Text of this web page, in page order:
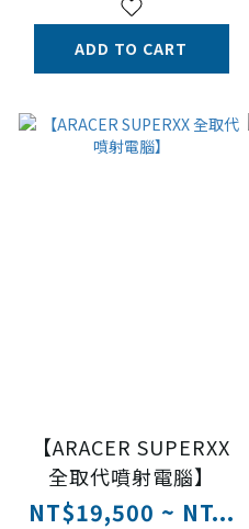
ADD TO CART
【ARACER SUPERXX
全取代噴射電腦】
NT$19,500 ~ NT...